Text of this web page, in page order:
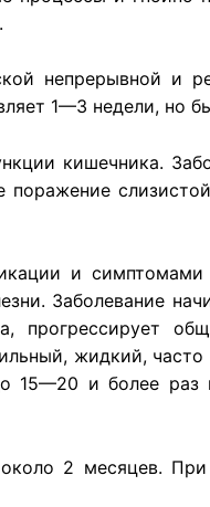
непрерывной и
1—3 недели, но
кишечника.
поражение
и симптомами
Заболевание
прогрессирует
жидкий,
15—20 и более
2 месяцев. При